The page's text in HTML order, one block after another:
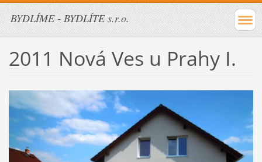
BYDLÍME - BYDLÍTE s.r.o.
2011 Nová Ves u Prahy I.